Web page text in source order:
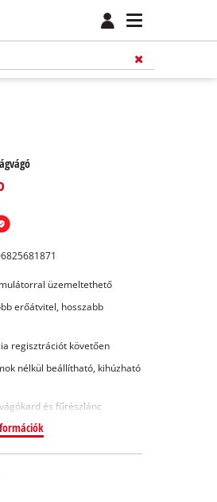
üzemeltethető
erőátvitel, hosszabb
regisztrációt követően
nélkül beállítható, kihúzható
és fűrészlánc